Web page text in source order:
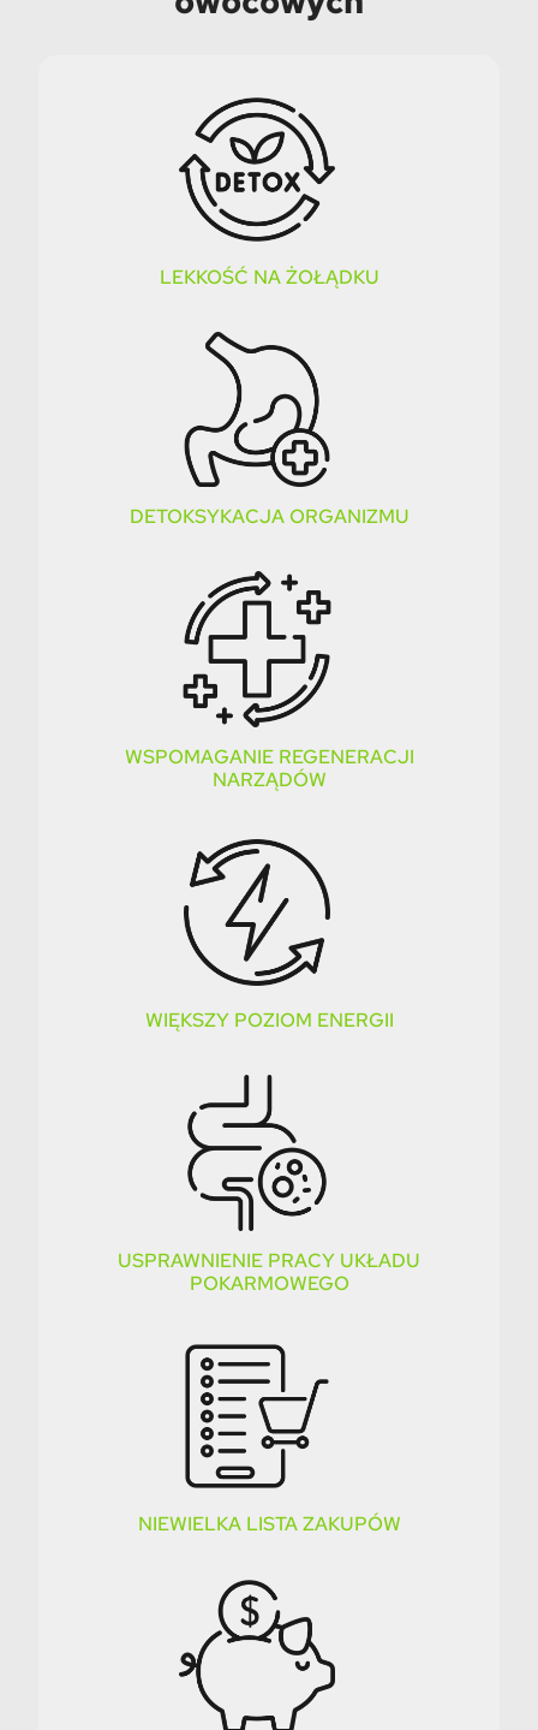
LEKKOŚĆ NA ŻOŁĄDKU
DETOKSYKACJA ORGANIZMU​
WSPOMAGANIE REGENERACJI
NARZĄDÓW
WIĘKSZY POZIOM ENERGII
USPRAWNIENIE PRACY UKŁADU
POKARMOWEGO
NIEWIELKA LISTA ZAKUPÓW